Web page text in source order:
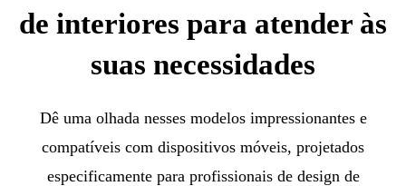
de interiores para atender às
suas necessidades
Dê uma olhada nesses modelos impressionantes e
compatíveis com dispositivos móveis, projetados
especificamente para profissionais de design de